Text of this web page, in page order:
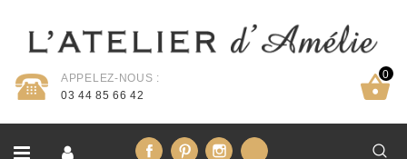
APPELEZ-NOUS :
03 44 85 66 42
0
Facebook
PinterestInstagramLinkedIn